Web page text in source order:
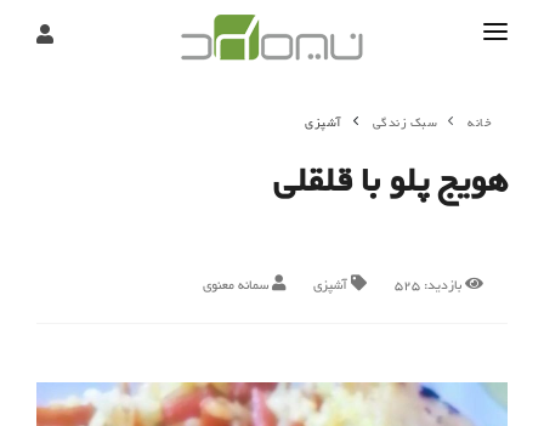
درباره
تحریریه
خانه سبک زندگی آشپزی
هویج پلو با قلقلی
بازدید:525 آشپزی سمانه معنوی